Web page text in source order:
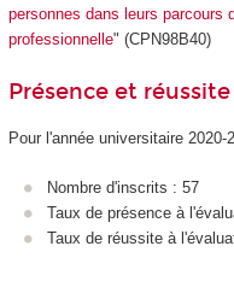
personnes dans leurs parcours
professionnelle" (CPN98B40)
Présence et
Pour l'année universitaire 2020-
Nombre d'inscrits : 57
Taux de présence à
Taux de réussite à